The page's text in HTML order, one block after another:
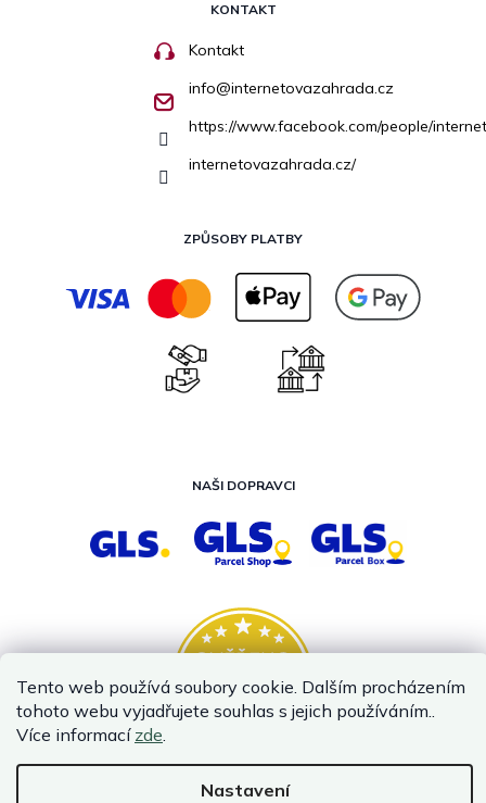
Tento web používá soubory cookie. Dalším procházením
tohoto webu vyjadřujete souhlas s jejich používáním..
Více informací zde.
Nastavení
KONTAKT
Kontakt
info@internetovazahrada.cz
https://www.facebook.com/people/
internetovazahrada.cz/
ZPŮSOBY PLATBY
NAŠI DOPRAVCI